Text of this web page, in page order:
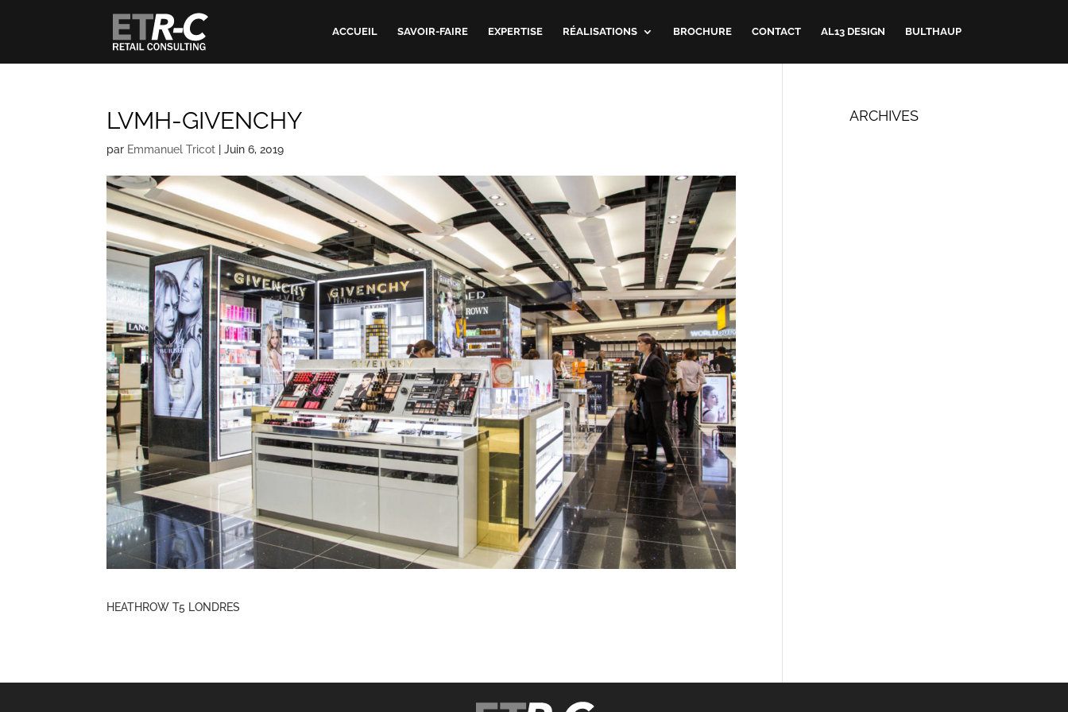
ACCUEIL SAVOIR-FAIRE EXPERTISE RÉALISATIONS BROCHURE CONTACT AL13 DESIGN BULTHAUP
LVMH-GIVENCHY
par Emmanuel Tricot |Juin 6, 2019
HEATHROW T5 LONDRES
ARCHIVES